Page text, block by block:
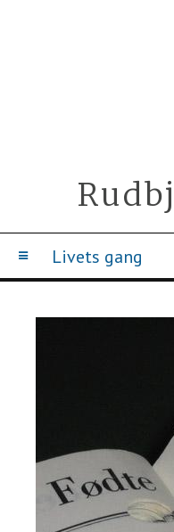
Livets gang